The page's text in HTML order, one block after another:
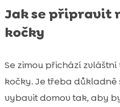
Jak se připravit
kočky
Se zimou přichází
kočky. Je třeba důkladně
vybavit domov tak, aby